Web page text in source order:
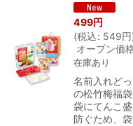
499円
(税込: 549円
オープン価
在庫あり
名前入れど
の松竹梅福
袋にてんこ
防ぐため、